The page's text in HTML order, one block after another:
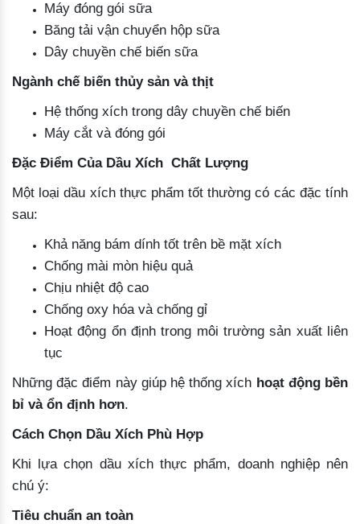
Máy đóng gói sữa
Băng tải vận chuyển hộp sữa
Dây chuyền chế biến sữa
Ngành chế biến thủy sản và thịt
Hệ thống xích trong dây chuyền chế biến
Máy cắt và đóng gói
Đặc Điểm Của Dầu Xích Chất Lượng
Một loại dầu xích thực phẩm tốt thường có các đặc tính
sau:
Khả năng bám dính tốt trên bề mặt xích
Chống mài mòn hiệu quả
Chịu nhiệt độ cao
Chống oxy hóa và chống gỉ
Hoạt động ổn định trong môi trường sản xuất liên
tục
Những đặc điểm này giúp hệ thống xích hoạt động bền
bỉ và ổn định hơn.
Cách Chọn Dầu Xích Phù Hợp
Khi lựa chọn dầu xích thực phẩm, doanh nghiệp nên
chú ý:
Tiêu chuẩn an toàn